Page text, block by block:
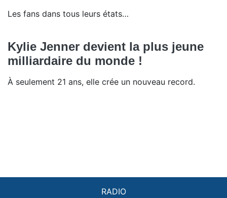
Les fans dans tous leurs états…
Kylie Jenner devient la plus jeune
milliardaire du monde !
À seulement 21 ans, elle crée un nouveau record.
RADIO